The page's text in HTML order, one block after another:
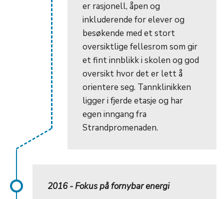
er rasjonell, åpen og
inkluderende for elever og
besøkende med et stort
oversiktlige fellesrom som gir
et fint innblikk i skolen og god
oversikt hvor det er lett å
orientere seg. Tannklinikken
ligger i fjerde etasje og har
egen inngang fra
Strandpromenaden.
2016 - Fokus på fornybar energi